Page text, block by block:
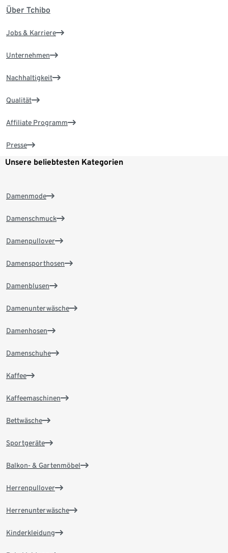
Über Tchibo
Jobs & Karriere
Unternehmen
Nachhaltigkeit
Qualität
Affiliate Programm
Presse
Unsere beliebtesten Kategorien
Damenmode
Damenschmuck
Damenpullover
Damensporthosen
Damenblusen
Damenunterwäsche
Damenhosen
Damenschuhe
Kaffee
Kaffeemaschinen
Bettwäsche
Sportgeräte
Balkon- & Gartenmöbel
Herrenpullover
Herrenunterwäsche
Kinderkleidung